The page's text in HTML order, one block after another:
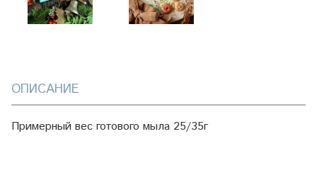
ОПИСАНИЕ
Примерный вес готового мыла 25/35г